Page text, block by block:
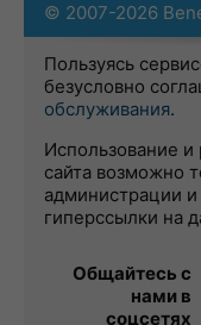
© 2007-2026
Пользуясь
безусловно
обслуживания.
Использование
сайта возможно
администрации и
гиперссылки на
Общайтесь с
нами в
соцсетях